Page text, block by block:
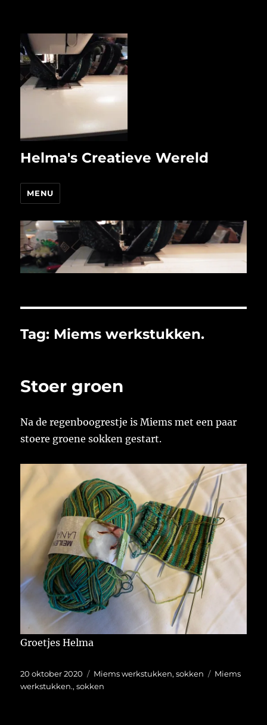
Helma's Creatieve Wereld
MENU
Tag: Miems werkstukken.
Stoer groen
Na de regenboogrestje is Miems met een paar
stoere groene sokken gestart.
Groetjes Helma
Geplaatst
op
20 oktober 2020 Categorieën
Miems werkstukken,sokken Tags
Miems
werkstukken.,sokken